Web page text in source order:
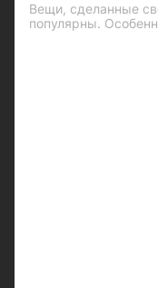
Вещи, сделанные
популярны.